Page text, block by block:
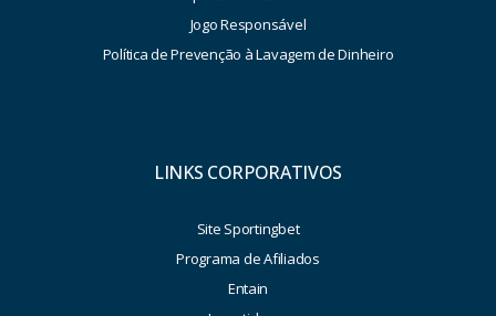
Jogo Responsável
Política de Prevenção à Lavagem de Dinheiro
LINKS CORPORATIVOS
Site Sportingbet
Programa de Afiliados
Entain